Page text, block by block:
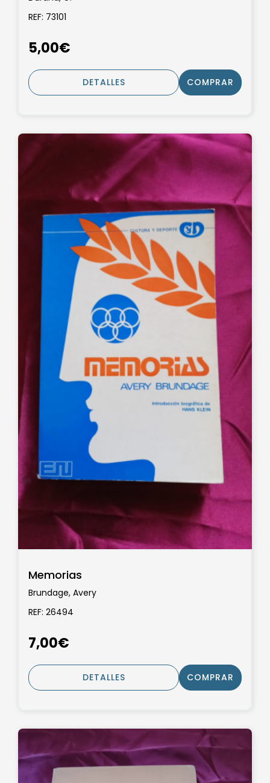
REF: 73101
5,00€
DETALLES COMPRAR
Memorias
Brundage, Avery
REF: 26494
7,00€
DETALLES COMPRAR